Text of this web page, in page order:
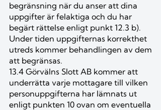
begränsning när du anser att dina
uppgifter är felaktiga och du har
begärt rättelse enligt punkt 12.3 b).
Under tiden uppgifternas korrekthet
utreds kommer behandlingen av dem
att begränsas.
13.4 Görvälns Slott AB kommer att
underrätta varje mottagare till vilken
personuppgifterna har lämnats ut
enligt punkten 10 ovan om eventuella